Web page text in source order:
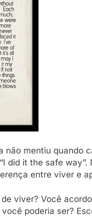
não mentiu quando
did it the safe
entre viver e
viver? Você
poderia ser?